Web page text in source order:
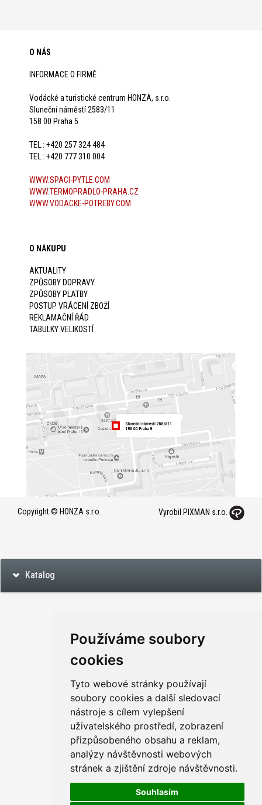
Používáme soubory
cookies
Tyto webové stránky používají
soubory cookies a další sledovací
nástroje s cílem vylepšení
uživatelského prostředí, zobrazení
přizpůsobeného obsahu a reklam,
analýzy návštěvnosti webových
stránek a zjištění zdroje návštěvnosti.
Souhlasím
O NÁS
INFORMACE O FIRMĚ
Vodácké a turistické centrum HONZA, s.r.o.
Sluneční náměstí 2583/11
158 00 Praha 5
TEL.: +420 257 324 484
TEL.: +420 777 310 004
WWW.SPACI-PYTLE.COM
WWW.TERMOPRADLO-PRAHA.CZ
WWW.VODACKE-POTREBY.COM
O NÁKUPU
AKTUALITY
ZPŮSOBY DOPRAVY
ZPŮSOBY PLATBY
POSTUP VRÁCENÍ ZBOŽÍ
REKLAMAČNÍ ŘÁD
TABULKY VELIKOSTÍ
Copyright © HONZA s.r.o. Vyrobil PIXMAN s.r.o.
Katalog